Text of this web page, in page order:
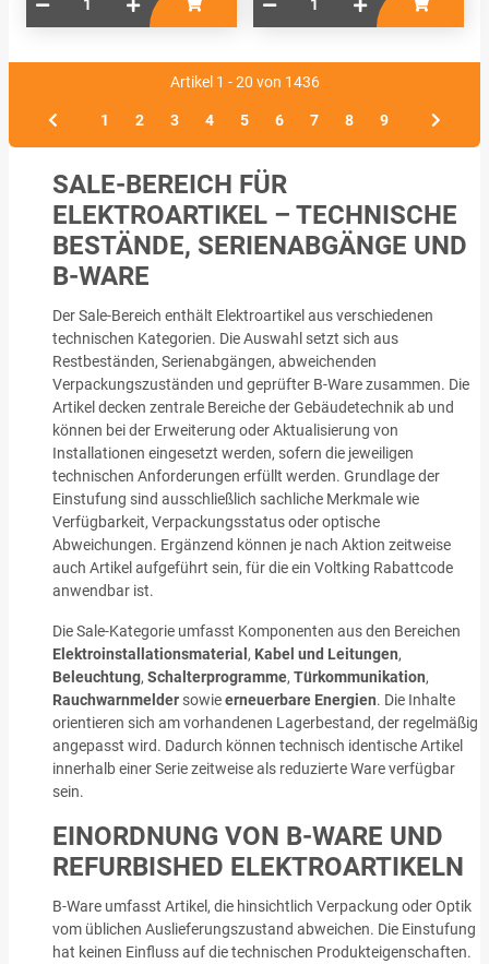
Artikel 1 - 20 von 1436
1 2 3 4 5 6 7 8 9
SALE-BEREICH FÜR
ELEKTROARTIKEL – TECHNISCHE
BESTÄNDE, SERIENABGÄNGE UND
B-WARE
Der Sale-Bereich enthält Elektroartikel aus verschiedenen
technischen Kategorien. Die Auswahl setzt sich aus
Restbeständen, Serienabgängen, abweichenden
Verpackungszuständen und geprüfter B-Ware zusammen. Die
Artikel decken zentrale Bereiche der Gebäudetechnik ab und
können bei der Erweiterung oder Aktualisierung von
Installationen eingesetzt werden, sofern die jeweiligen
technischen Anforderungen erfüllt werden. Grundlage der
Einstufung sind ausschließlich sachliche Merkmale wie
Verfügbarkeit, Verpackungsstatus oder optische
Abweichungen. Ergänzend können je nach Aktion zeitweise
auch Artikel aufgeführt sein, für die ein Voltking Rabattcode
anwendbar ist.
Die Sale-Kategorie umfasst Komponenten aus den Bereichen
Elektroinstallationsmaterial , Kabel und Leitungen,
Beleuchtung, Schalterprogramme, Türkommunikation,
Rauchwarnmelder sowieerneuerbare Energien. Die Inhalte
orientieren sich am vorhandenen Lagerbestand, der regelmäßig
angepasst wird. Dadurch können technisch identische Artikel
innerhalb einer Serie zeitweise als reduzierte Ware verfügbar
sein.
EINORDNUNG VON B-WARE UND
REFURBISHED ELEKTROARTIKELN
B-Ware umfasst Artikel, die hinsichtlich Verpackung oder Optik
vom üblichen Auslieferungszustand abweichen. Die Einstufung
hat keinen Einfluss auf die technischen Produkteigenschaften.